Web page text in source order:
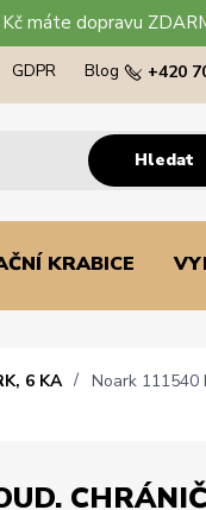
máte dopravu
GDPR Blog
Hledat
+420
KRABICE
6 KA
Noark 111540